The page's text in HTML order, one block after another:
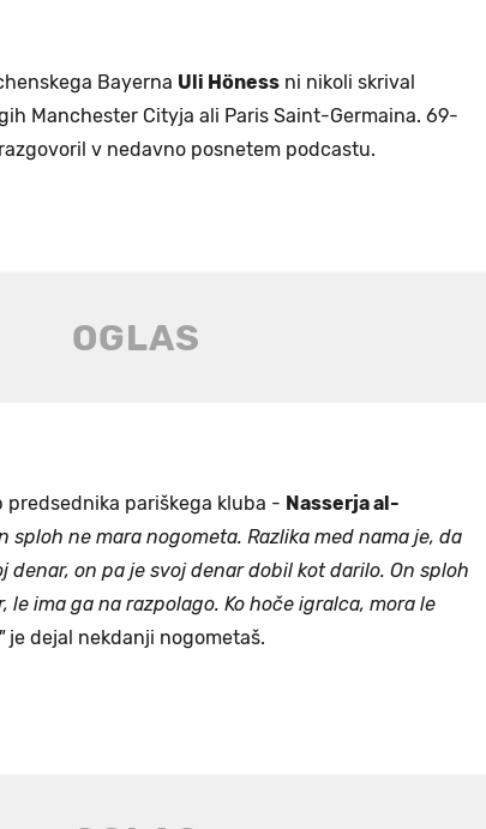
Bayerna Uli Höness ni nikoli skrival
Manchester Cityja ali Paris Saint-Germaina. 69-
v nedavno posnetem podcastu.
predsednika pariškega kluba - Nasserja al-
sploh ne mara nogometa. Razlika med nama je, da
denar, on pa je svoj denar dobil kot darilo. On sploh
le ima ga na razpolago. Ko hoče igralca, mora le
je dejal nekdanji nogometaš.